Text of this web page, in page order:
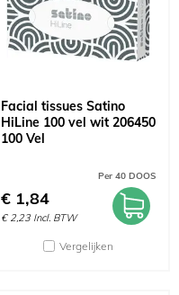
Facial tissues Satino
HiLine 100 vel wit 206450
100 Vel
Per 40 DOOS
€ 1,84
€ 2,23 Incl. BTW
Vergelijken